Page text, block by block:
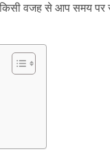
वजह से आप समय